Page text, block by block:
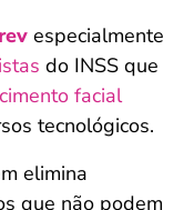
especialmente
do INSS que
facial
tecnológicos.
elimina
que não podem